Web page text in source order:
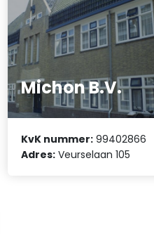
Michon B.V.
KvK nummer: 99402866
Adres: Veurselaan 105